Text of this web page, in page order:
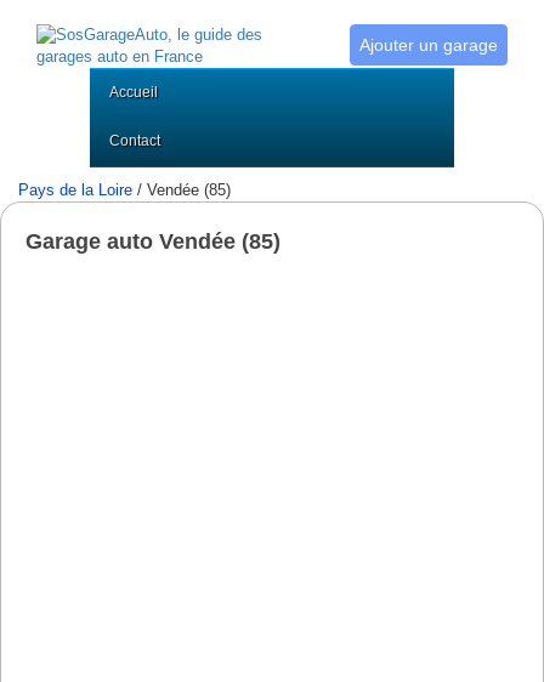
Ajouter un garage
Accueil
Contact
Pays de la Loire / Vendée (85)
Garage auto Vendée (85)